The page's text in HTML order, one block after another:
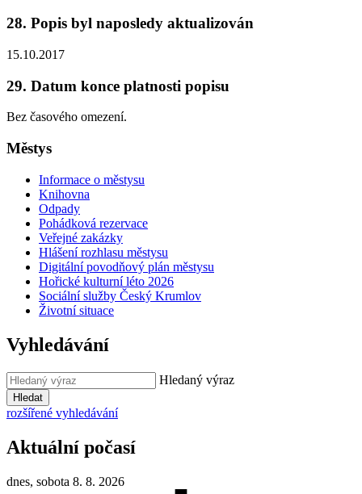
28. Popis byl naposledy aktualizován
15.10.2017
29. Datum konce platnosti popisu
Bez časového omezení.
Městys
Informace o městysu
Knihovna
Odpady
Pohádková rezervace
Veřejné zakázky
Hlášení rozhlasu městysu
Digitální povodňový plán městysu
Hořické kulturní léto 2026
Sociální služby Český Krumlov
Životní situace
Vyhledávání
Hledaný výraz
Hledat
rozšířené vyhledávání
Aktuální počasí
dnes, sobota 8. 8. 2026